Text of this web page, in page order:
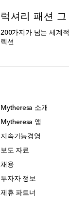
럭셔리 패션 그
200가지가 넘는 세계
렉션
Mytheresa 소개
Mytheresa 앱
지속가능경영
보도 자료
채용
투자자 정보
제휴 파트너